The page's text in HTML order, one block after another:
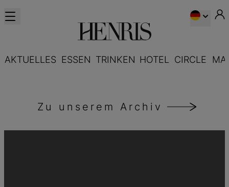
AKTUELLES ESSEN TRINKEN HOTEL CIRCLE
Zu unserem Archiv